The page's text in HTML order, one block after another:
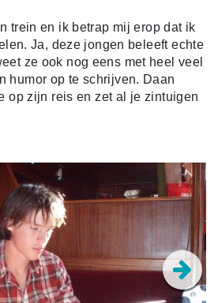
trein en ik betrap mij erop dat ik
Ja, deze jongen beleeft echte
ze ook nog eens met heel veel
humor op te schrijven. Daan
op zijn reis en zet al je zintuigen